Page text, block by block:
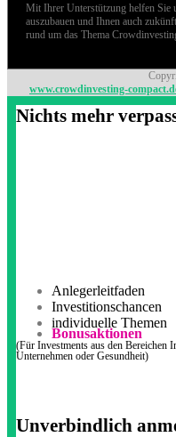
Mit Ihrer Unterstützung helfen Sie
auszubauen und Ihnen auch
rund um das Thema
www.crowdinvesting-
Nichts mehr
Anlegerleitfaden
Investitionschancen
individuelle Themen
Bonusaktionen
(Für Investments aus den Bereichen
Unternehmen oder Gesundheit)
Unverbindlich